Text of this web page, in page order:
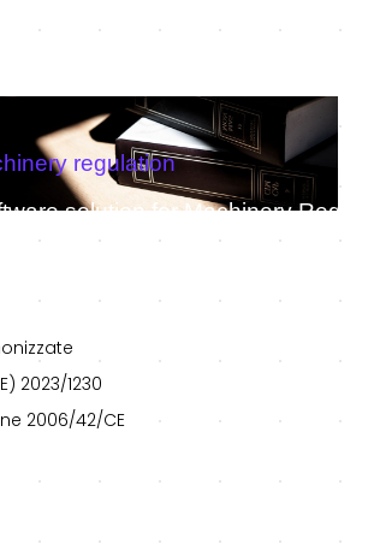
regulation
solution for Machinery
2023/1230
2006/42/CE